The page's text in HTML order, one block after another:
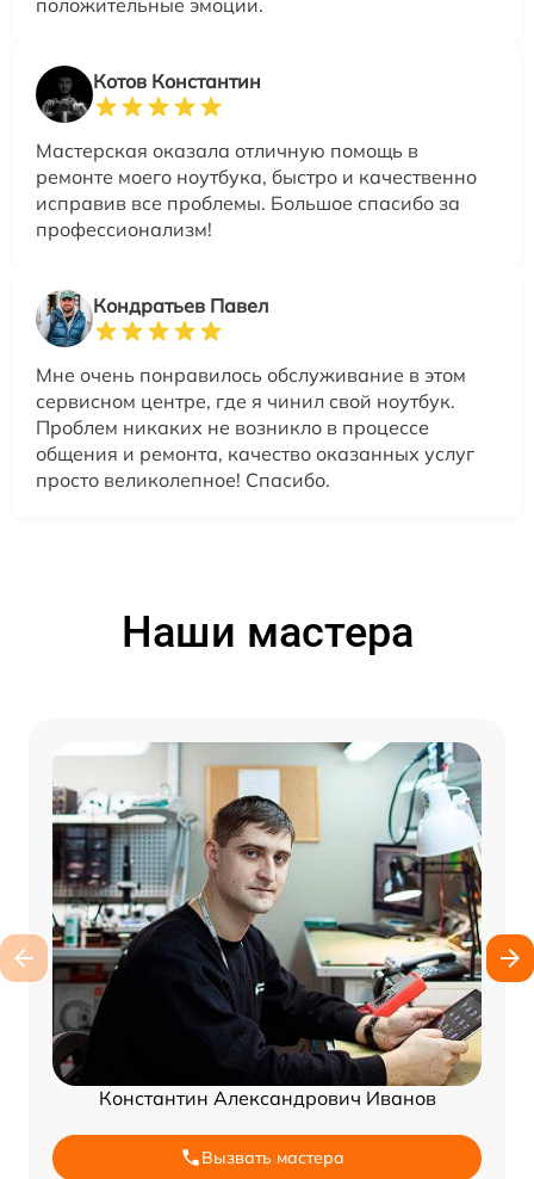
Котов Константин
Мастерская оказала отличную помощь в
ремонте моего ноутбука, быстро и качественно
исправив все проблемы. Большое спасибо за
профессионализм!
Кондратьев Павел
Мне очень понравилось обслуживание в этом
сервисном центре, где я чинил свой ноутбук.
Проблем никаких не возникло в процессе
общения и ремонта, качество оказанных услуг
просто великолепное! Спасибо.
Наши мастера
Константин Александрович Иванов
Вызвать мастера